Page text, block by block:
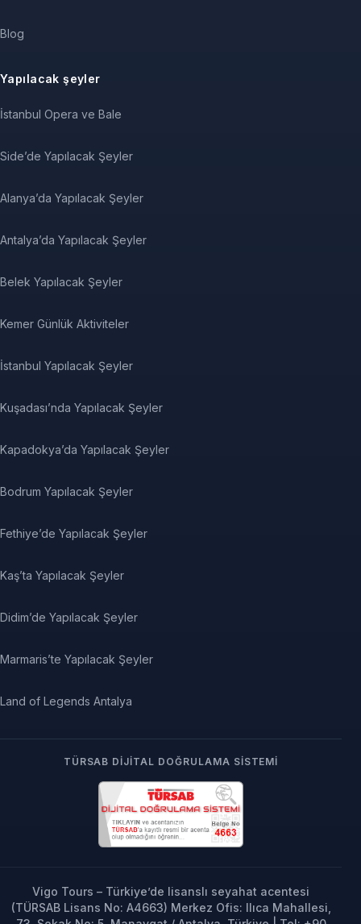
Blog
Yapılacak şeyler
İstanbul Opera ve Bale
Side’de Yapılacak Şeyler
Alanya’da Yapılacak Şeyler
Antalya’da Yapılacak Şeyler
Belek Yapılacak Şeyler
Kemer Günlük Aktiviteler
İstanbul Yapılacak Şeyler
Kuşadası’nda Yapılacak Şeyler
Kapadokya’da Yapılacak Şeyler
Bodrum Yapılacak Şeyler
Fethiye’de Yapılacak Şeyler
Kaş’ta Yapılacak Şeyler
Didim’de Yapılacak Şeyler
Marmaris’te Yapılacak Şeyler
Land of Legends Antalya
TÜRSAB DIJITAL DOĞRULAMA SISTEMI
Vigo Tours – Türkiye’de lisanslı seyahat acentesi
(TÜRSAB Lisans No: A4663) Merkez Ofis: Ilıca Mahallesi,